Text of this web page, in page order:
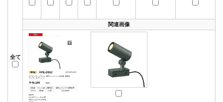
全て
関連画像